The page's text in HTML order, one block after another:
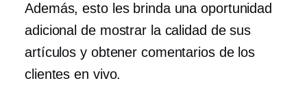
Además, esto les brinda una oportunidad
adicional de mostrar la calidad de sus
artículos y obtener comentarios de los
clientes en vivo.